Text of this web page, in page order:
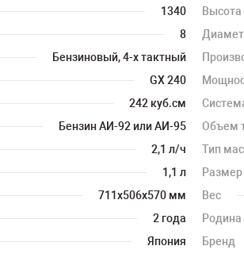
1340
8
Бензиновый, 4-х тактный
GX 240
242 куб.см
Бензин АИ-92 или АИ-95 Объем
2,1 л/ч Тип
1,1 л
711x506x570 мм Вес
2 года Родина
Япония Бренд